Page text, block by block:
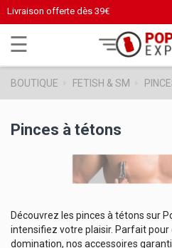
Livraison offerte dès 39€
Basculer
la
navigation
☰
BOUTIQUE FETISH & SM
Pinces à tétons
Découvrez les pinces à tétons sur
intensifiez votre plaisir. Parfait
domination, nos accessoires